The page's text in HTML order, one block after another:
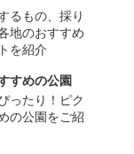
るもの、採り
地のおすすめ
を紹介
すめの公園
ったり！ピク
の公園をご紹